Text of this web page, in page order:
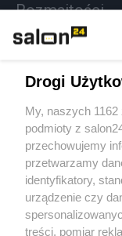
Rozmaitości
Sport
Kultura
Drogi
My, naszych
podmioty z
przechowujemy
przetwarzamy
identyfikatory,
urządzenie czy
treści, pomiar